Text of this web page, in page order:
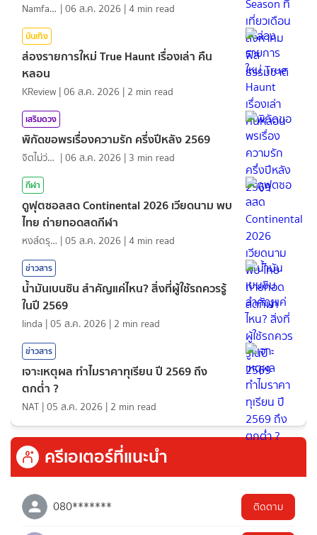
NamfahPhupha |06 ส.ค. 2026 |4 min read
บันเทิง
ส่องรายการใหม่ True Haunt เรื่องเล่า คืน
หลอน
KReview |06 ส.ค. 2026 | 2 min read
เสริมดวง
พิกัดขอพรเรื่องความรัก ครึ่งปีหลัง 2569
จิตไม่ว่าง |06 ส.ค. 2026 | 3 min read
กีฬา
ดูฟุตซอลสด Continental 2026 เวียดนาม พบ
ไทย ถ่ายทอดสดกีฬา
หงส์ดรุณ |05 ส.ค. 2026 |4 min read
ข่าวสาร
น้ำมันเบนซิน สำคัญแค่ไหน? สิ่งที่ผู้ใช้รถควรรู้
ในปี 2569
linda |05 ส.ค. 2026 | 2 min read
ข่าวสาร
เจาะเหตุผล ทำไมราคาทุเรียน ปี 2569 ถึง
ตกต่ำ ?
NAT |05 ส.ค. 2026 | 2 min read
ครีเอเตอร์ที่แนะนำ
080******* ติดตาม